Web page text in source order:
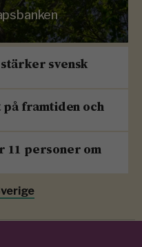
svensk
framtiden och
11 personer om